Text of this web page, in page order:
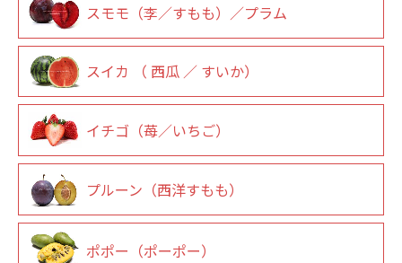
スモモ（李／すもも）／プラム
スイカ （ 西瓜 ／ すいか）
イチゴ（苺／いちご）
プルーン（西洋すもも）
ポポー（ポーポー）